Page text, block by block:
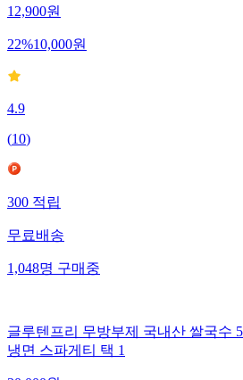
12,900원
22%10,000원
4.9
(10)
300적립
무료배송
1,048명구매중
글루텐프리 무방부제 국내산 쌀국수
냉면 스파게티 택 1